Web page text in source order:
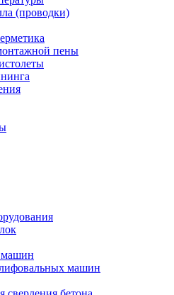
(проводки)
пены
машин
машин